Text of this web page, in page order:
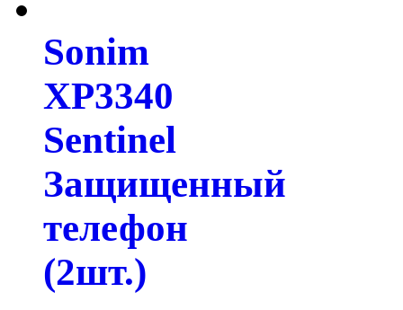
Sonim
XP3340
Sentinel
Защищенный
телефон
(2шт.)